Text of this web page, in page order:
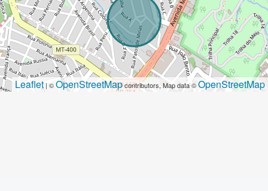
Leaflet | ©OpenStreetMapcontributors, Map data ©OpenStreetMap